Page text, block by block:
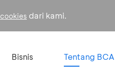
cookies dari kami.
Bisnis Tentang BCA